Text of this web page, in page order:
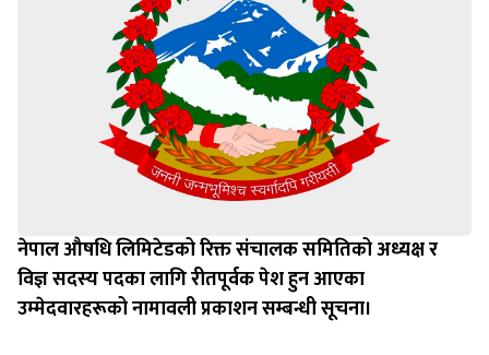
नेपाल औषधि लिमिटेडको रिक्त संचालक समितिको अध्यक्ष र
विज्ञ सदस्य पदका लागि रीतपूर्वक पेश हुन आएका
उम्‍मेदवारहरूको नामावली प्रकाशन सम्बन्धी सूचना।